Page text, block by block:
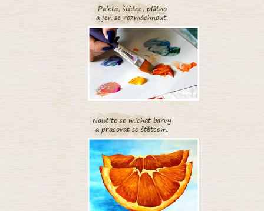
Paleta, štětec, plátno
a jen se rozmáchnout.
Naučíte se míchat barvy
a pracovat se štětcem.